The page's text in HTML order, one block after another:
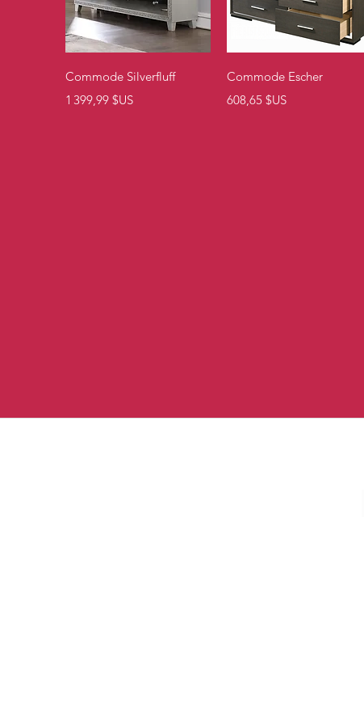
Aperçu rapide
Commode Silverfluff
Prix
1 399,99 $US
Aperçu rapide
Commode Escher
Prix
608,65 $US